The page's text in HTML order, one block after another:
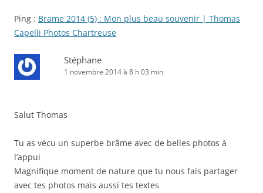
Ping : Brame 2014 (5) : Mon plus beau souvenir | Thomas
Capelli Photos Chartreuse
Stéphane
1 novembre 2014 à 8 h 03 min
Salut Thomas
Tu as vécu un superbe brâme avec de belles photos à
l’appui
Magnifique moment de nature que tu nous fais partager
avec tes photos mais aussi tes textes